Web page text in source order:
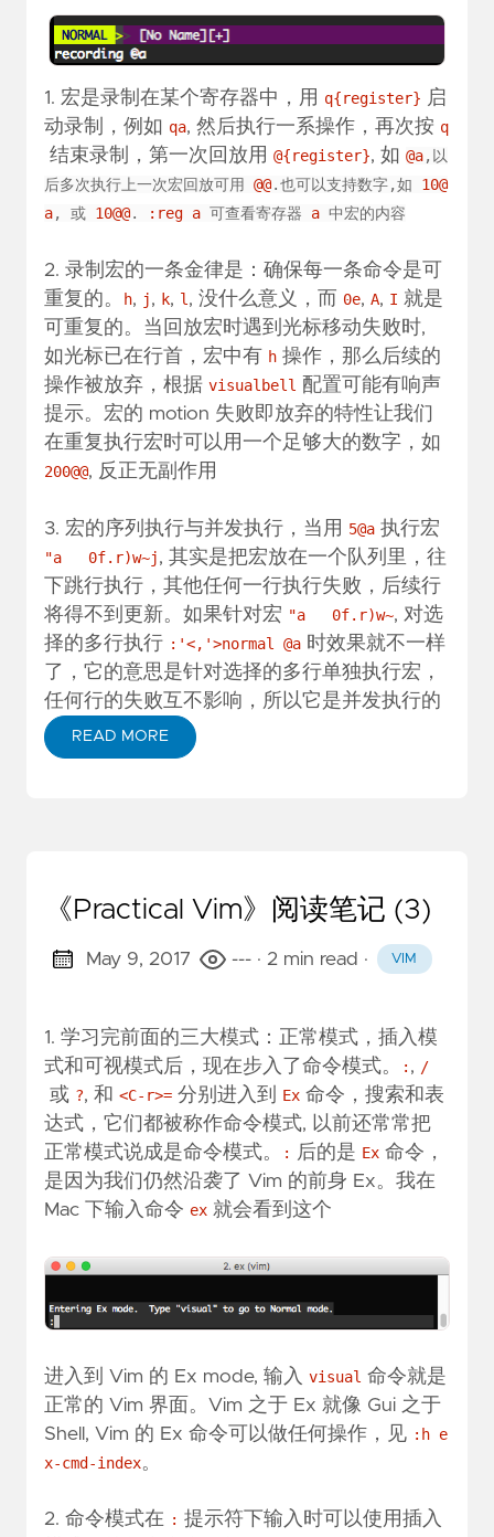
1. 宏是录制在某个寄存器中，用 q{register} 启
动录制，例如 qa, 然后执行一系操作，再次按 q
结束录制，第一次回放用 @{register}, 如 @a,以
后多次执行上一次宏回放可用 @@.也可以支持数字,如 10@
a, 或 10@@. :reg a 可查看寄存器 a 中宏的内容
2. 录制宏的一条金律是：确保每一条命令是可
重复的。
h, j, k, l , 没什么意义，而 0e, A, I 就是
可重复的。当回放宏时遇到光标移动失败时,
如光标已在行首，宏中有 h 操作，那么后续的
操作被放弃，根据 visualbell 配置可能有响声
提示。宏的 motion 失败即放弃的特性让我们
在重复执行宏时可以用一个足够大的数字，如
200@@, 反正无副作用
3. 宏的序列执行与并发执行，当用 5@a 执行宏
"a 0f.r)w~j, 其实是把宏放在一个队列里，往
下跳行执行，其他任何一行执行失败，后续行
将得不到更新。如果针对宏 "a 0f.r)w~, 对选
择的多行执行 :'<,'>normal @a 时效果就不一样
了，它的意思是针对选择的多行单独执行宏，
任何行的失败互不影响，所以它是并发执行的
READ MORE
《Practical Vim》阅读笔记 (3)
May 9, 2017 --- · 2 min read · VIM
1. 学习完前面的三大模式：正常模式，插入模
式和可视模式后，现在步入了命令模式。
: , /
或 ?, 和 <C-r>= 分别进入到 Ex 命令，搜索和表
达式，它们都被称作命令模式, 以前还常常把
正常模式说成是命令模式。
: 后的是 Ex 命令，
是因为我们仍然沿袭了 Vim 的前身 Ex。我在
Mac 下输入命令 ex 就会看到这个
进入到 Vim 的 Ex mode, 输入 visual 命令就是
正常的 Vim 界面。Vim 之于 Ex 就像 Gui 之于
Shell, Vim 的 Ex 命令可以做任何操作，见 :h e
x-cmd-index。
2. 命令模式在 : 提示符下输入时可以使用插入